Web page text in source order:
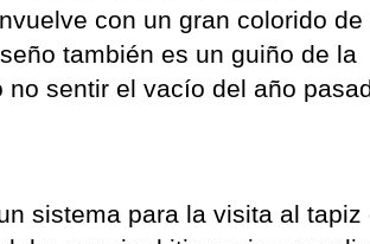
con un gran colorido de
también es un guiño de la
sentir el vacío del año
sistema para la visita al tapiz